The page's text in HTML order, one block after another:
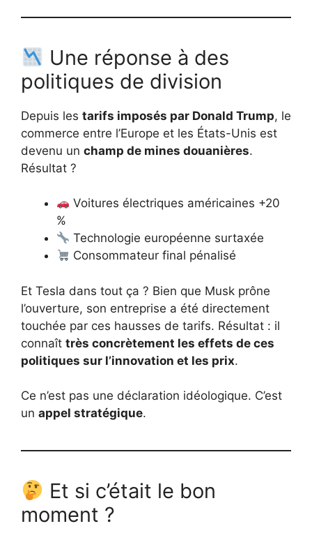
Une réponse à des
politiques de division
Depuis les tarifs imposés par Donald Trump, le
commerce entre l’Europe et les États-Unis est
devenu un champ de mines douanières.
Résultat ?
Voitures électriques américaines +20
%
Technologie européenne surtaxée
Consommateur final pénalisé
Et Tesla dans tout ça ? Bien que Musk prône
l’ouverture, son entreprise a été directement
touchée par ces hausses de tarifs. Résultat : il
connaît très concrètement les effets de ces
politiques sur l’innovation et les prix.
Ce n’est pas une déclaration idéologique. C’est
un appel stratégique.
Et si c’était le bon
moment ?